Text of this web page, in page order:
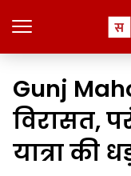
Gunj
विरासत,
यात्रा की